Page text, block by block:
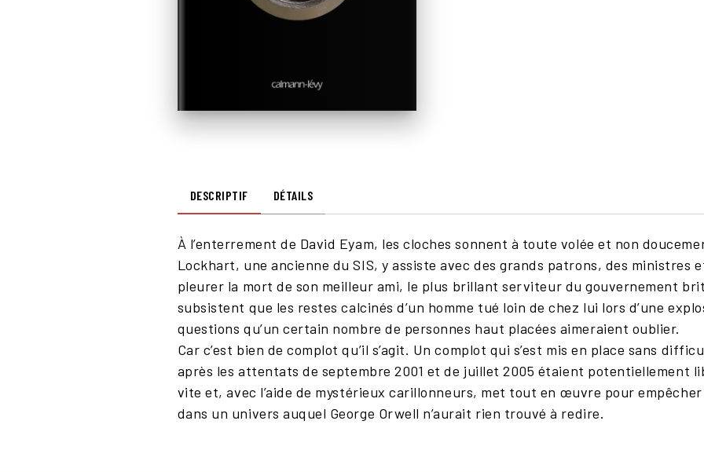
DESCRIPTIF DÉTAILS
À l’enterrement de David Eyam, les cloches sonnent à toute volée et non
Lockhart, une ancienne du SIS, y assiste avec des grands patrons, des ministres
pleurer la mort de son meilleur ami, le plus brillant serviteur du gouvernement
subsistent que les restes calcinés d’un homme tué loin de chez lui lors d’une
questions qu’un certain nombre de personnes haut placées aimeraient oublier.
Car c’est bien de complot qu’il s’agit. Un complot qui s’est mis en place sans
après les attentats de septembre 2001 et de juillet 2005 étaient potentiellement
vite et, avec l’aide de mystérieux carillonneurs, met tout en œuvre pour
dans un univers auquel George Orwell n’aurait rien trouvé à redire.